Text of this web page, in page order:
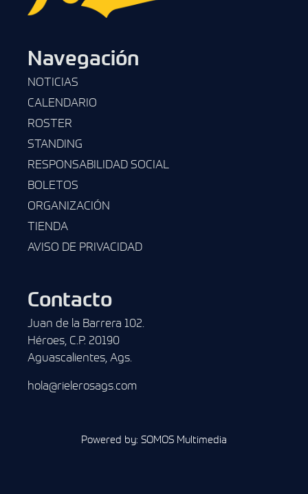
Navegación
NOTICIAS
CALENDARIO
ROSTER
STANDING
RESPONSABILIDAD SOCIAL
BOLETOS
ORGANIZACIÓN
TIENDA
AVISO DE PRIVACIDAD
Contacto
Juan de la Barrera 102.
Héroes, C.P. 20190
Aguascalientes, Ags.
hola@rielerosags.com
Powered by: SOMOS Multimedia